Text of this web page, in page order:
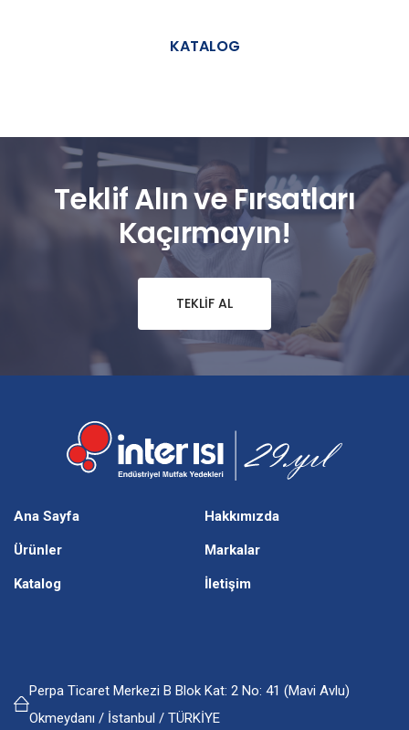
KATALOG
Teklif Alın ve Fırsatları
Kaçırmayın!
TEKLIF AL
Ana Sayfa Hakkımızda
Ürünler Markalar
Katalog İletişim
Perpa Ticaret Merkezi B Blok Kat: 2 No: 41 (Mavi Avlu)
Okmeydanı / İstanbul / TÜRKİYE